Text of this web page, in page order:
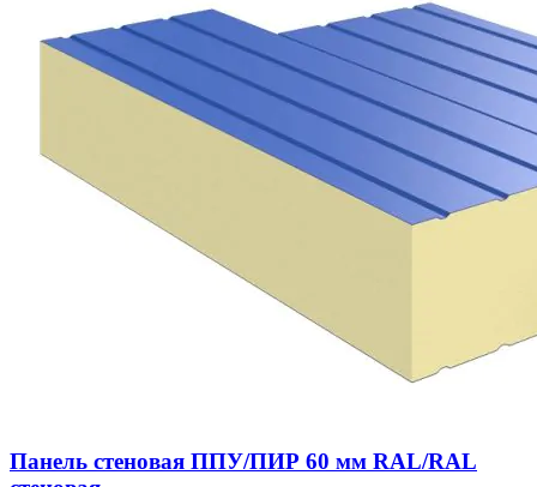
Панель стеновая ППУ/ПИР 60 мм RAL/RAL